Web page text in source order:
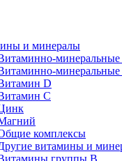
и минералы
D
C
комплексы
витамины и